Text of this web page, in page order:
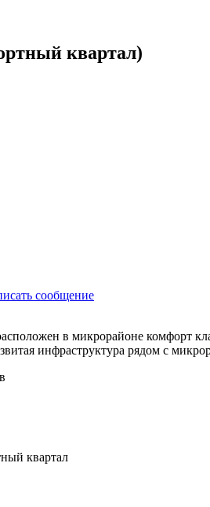
квартал)
сообщение
в микрорайоне комфорт
инфраструктура рядом с
квартал